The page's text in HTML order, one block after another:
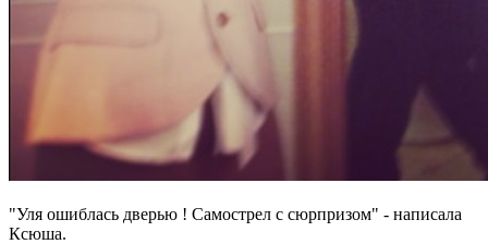
"Уля ошиблась дверью ! Самострел с сюрпризом" - написала
Ксюша.